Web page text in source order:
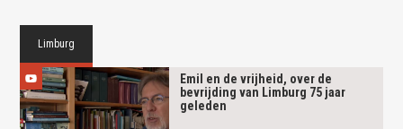
Limburg
Emil en de vrijheid, over de
bevrijding van Limburg 75 jaar
geleden